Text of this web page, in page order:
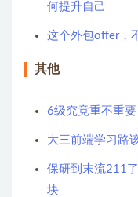
何提升自己
这个外包offer，
其他
6级究竟重不重要
大三前端学习路
保研到末流211
块